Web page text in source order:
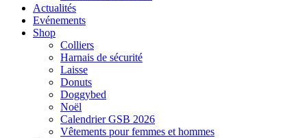
Actualités
Evénements
Shop
Colliers
Harnais de sécurité
Laisse
Donuts
Doggybed
Noël
Calendrier GSB 2026
Vêtements pour femmes et hommes